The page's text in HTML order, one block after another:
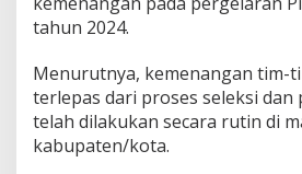
m
M
n
t
tahun 2024.
Menurutnya, kemenangan tim-
terlepas dari proses seleksi dan
telah dilakukan secara rutin di
kabupaten/kota.